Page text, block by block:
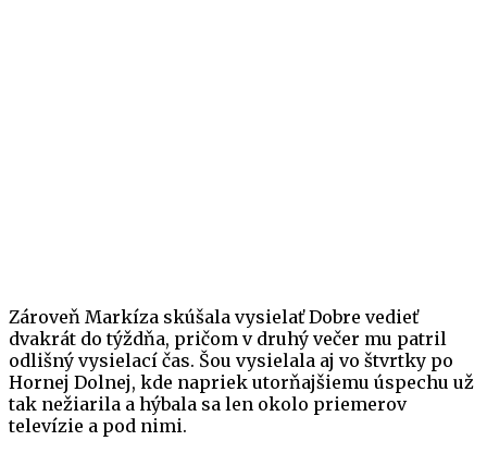
Zároveň Markíza skúšala vysielať Dobre vedieť
dvakrát do týždňa, pričom v druhý večer mu patril
odlišný vysielací čas. Šou vysielala aj vo štvrtky po
Hornej Dolnej, kde napriek utorňajšiemu úspechu už
tak nežiarila a hýbala sa len okolo priemerov
televízie a pod nimi.